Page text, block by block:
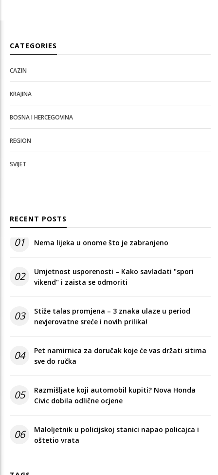
CATEGORIES
CAZIN
KRAJINA
BOSNA I HERCEGOVINA
REGION
SVIJET
RECENT POSTS
01 Nema lijeka u onome što je zabranjeno
02
Umjetnost usporenosti – Kako savladati "spori
vikend" i zaista se odmoriti
03
Stiže talas promjena – 3 znaka ulaze u period
nevjerovatne sreće i novih prilika!
04
Pet namirnica za doručak koje će vas držati sitima
sve do ručka
05
Razmišljate koji automobil kupiti? Nova Honda
Civic dobila odlične ocjene
06
Maloljetnik u policijskoj stanici napao policajca i
oštetio vrata